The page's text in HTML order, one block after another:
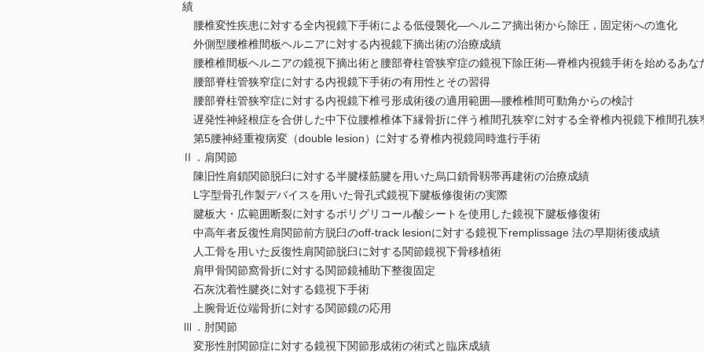
績
腰椎変性疾患に対する全内視鏡下手術による低侵襲化―ヘルニア摘出術から除圧，固定術への進化
外側型腰椎椎間板ヘルニアに対する内視鏡下摘出術の治療成績
腰椎椎間板ヘルニアの鏡視下摘出術と腰部脊柱管狭窄症の鏡視下除圧術―脊椎内視鏡手術を始めるあな
腰部脊柱管狭窄症に対する内視鏡下手術の有用性とその習得
腰部脊柱管狭窄症に対する内視鏡下椎弓形成術後の適用範囲―腰椎椎間可動角からの検討
遅発性神経根症を合併した中下位腰椎椎体下縁骨折に伴う椎間孔狭窄に対する全脊椎内視鏡下椎間孔狭
第5腰神経重複病変（double lesion）に対する脊椎内視鏡同時進行手術
Ⅱ．肩関節
陳旧性肩鎖関節脱臼に対する半腱様筋腱を用いた烏口鎖骨靱帯再建術の治療成績
L字型骨孔作製デバイスを用いた骨孔式鏡視下腱板修復術の実際
腱板大・広範囲断裂に対するポリグリコール酸シートを使用した鏡視下腱板修復術
中高年者反復性肩関節前方脱臼のoff-track lesionに対する鏡視下remplissage 法の早期術後成績
人工骨を用いた反復性肩関節脱臼に対する関節鏡視下骨移植術
肩甲骨関節窩骨折に対する関節鏡補助下整復固定
石灰沈着性腱炎に対する鏡視下手術
上腕骨近位端骨折に対する関節鏡の応用
Ⅲ．肘関節
変形性肘関節症に対する鏡視下関節形成術の術式と臨床成績